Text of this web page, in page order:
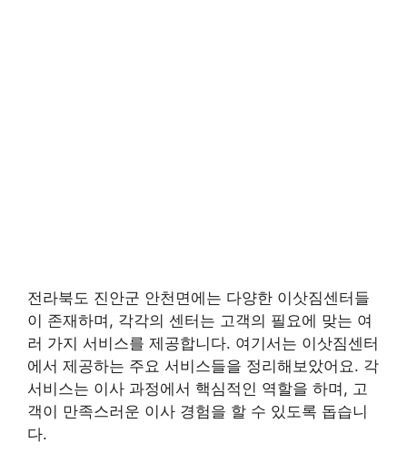
전라북도 진안군 안천면에는 다양한 이삿짐센터들
이 존재하며, 각각의 센터는 고객의 필요에 맞는 여
러 가지 서비스를 제공합니다. 여기서는 이삿짐센터
에서 제공하는 주요 서비스들을 정리해보았어요. 각
서비스는 이사 과정에서 핵심적인 역할을 하며, 고
객이 만족스러운 이사 경험을 할 수 있도록 돕습니
다.